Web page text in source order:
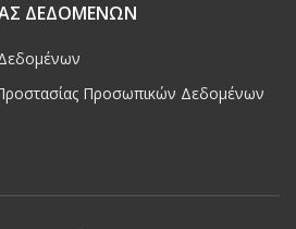
ΔΕΔΟΜΕΝΩΝ
Προσωπικών Δεδομένων